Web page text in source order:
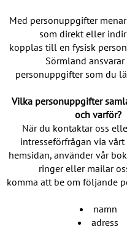
Med personuppgifter
som direkt eller
kopplas till en fysisk
Sörmland
personuppgifter som du
Vilka personuppgifter
och varför?
När du kontaktar oss
intresseförfrågan via
hemsidan, använder vår
ringer eller mailar
komma att be om följande
namn
adress